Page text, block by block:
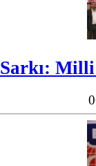
​Sarkı: